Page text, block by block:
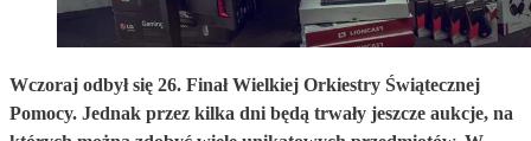
Wczoraj odbył się 26. Finał Wielkiej Orkiestry Świątecznej
Pomocy. Jednak przez kilka dni będą trwały jeszcze aukcje, na